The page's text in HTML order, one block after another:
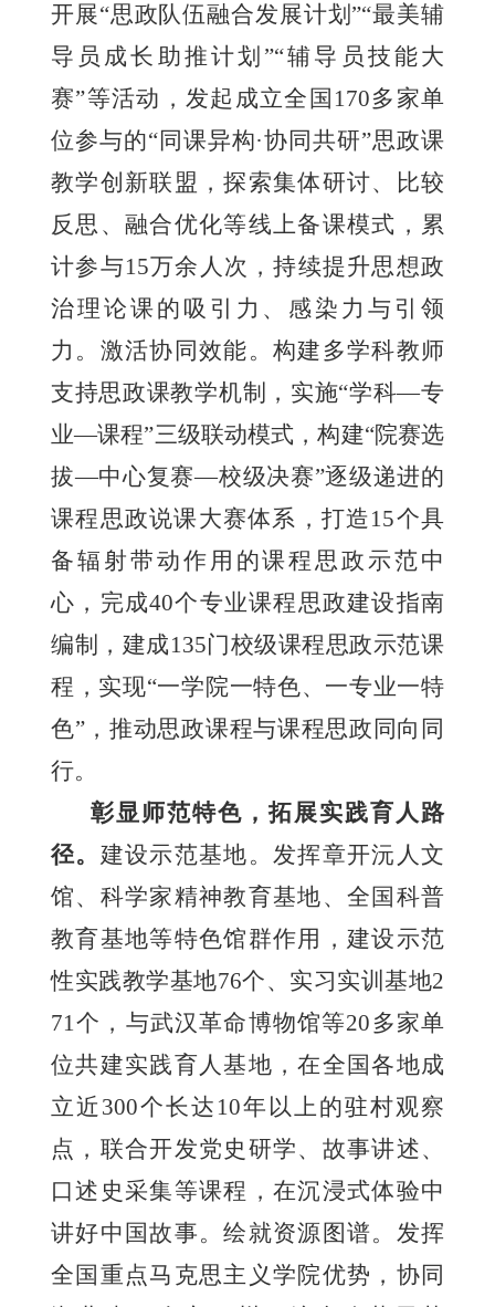
开展“思政队伍融合发展计划”“最美辅
导员成长助推计划”“辅导员技能大
赛”等活动，发起成立全国170多家单
位参与的“同课异构·协同共研”思政课
教学创新联盟，探索集体研讨、比较
反思、融合优化等线上备课模式，累
计参与15万余人次，持续提升思想政
治理论课的吸引力、感染力与引领
力。激活协同效能。构建多学科教师
支持思政课教学机制，实施“学科—专
业—课程”三级联动模式，构建“院赛选
拔—中心复赛—校级决赛”逐级递进的
课程思政说课大赛体系，打造15个具
备辐射带动作用的课程思政示范中
心，完成40个专业课程思政建设指南
编制，建成135门校级课程思政示范课
程，实现“一学院一特色、一专业一特
色”，推动思政课程与课程思政同向同
行。
彰显师范特色，拓展实践育人路
径。 建设示范基地。发挥章开沅人文
馆、科学家精神教育基地、全国科普
教育基地等特色馆群作用，建设示范
性实践教学基地76个、实习实训基地2
71个，与武汉革命博物馆等20多家单
位共建实践育人基地，在全国各地成
立近300个长达10年以上的驻村观察
点，联合开发党史研学、故事讲述、
口述史采集等课程，在沉浸式体验中
讲好中国故事。绘就资源图谱。发挥
全国重点马克思主义学院优势，协同